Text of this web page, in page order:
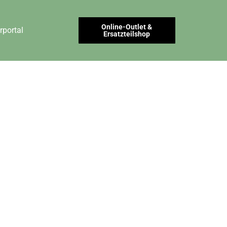
Online-Outlet &
Ersatzteilshop